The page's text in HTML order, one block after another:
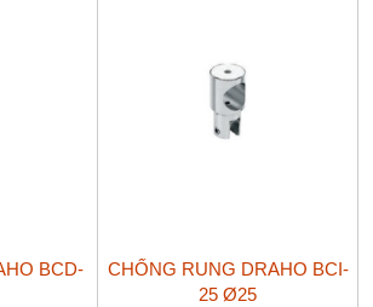
BCD-
CHỐNG RUNG DRAHO BCI-
25 Ø25